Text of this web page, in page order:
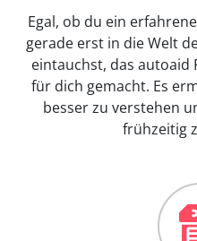
Egal, ob du ein
gerade erst in die Welt
eintauchst, das autoaid
für dich gemacht. Es
besser zu verstehen
frühzeitig